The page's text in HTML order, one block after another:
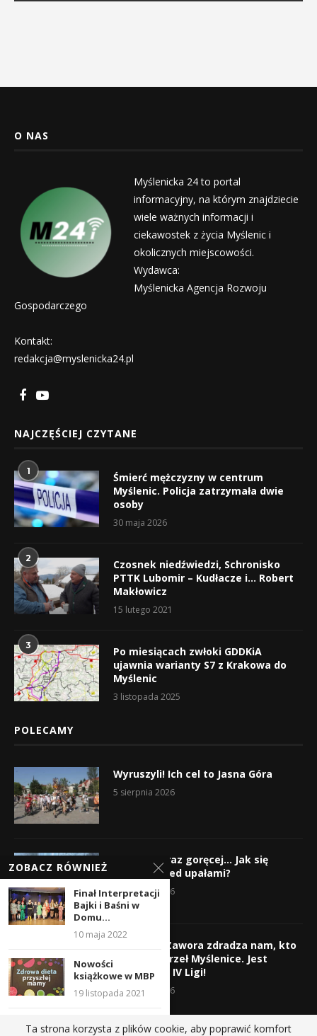
O NAS
Myślenicka 24 to portal
informacyjny, na którym znajdziecie
wiele ważnych informacji i
ciekawostek z życia Myślenic i
okolicznych miejscowości.
Wydawca:
Myślenicka Agencja Rozwoju
Gospodarczego
Kontakt:
redakcja@myslenicka24.pl
NAJCZĘŚCIEJ CZYTANE
1
Śmierć mężczyzny w centrum
Myślenic. Policja zatrzymała dwie
osoby
30 maja 2026
2
Czosnek niedźwiedzi, Schronisko
PTTK Lubomir – Kudłacze i… Robert
Makłowicz
15 lutego 2021
3
Po miesiącach zwłoki GDDKiA
ujawnia warianty S7 z Krakowa do
Myślenic
3 listopada 2025
POLECAMY
Wyruszyli! Ich cel to Jasna Góra
5 sierpnia 2026
Gorąco, coraz goręcej… Jak się
chronić przed upałami?
4 sierpnia 2026
Krzysztof Zawora zdradza nam, kto
wzmocni Orzeł Myślenice. Jest
nazwisko z IV Ligi!
3 sierpnia 2026
ZOBACZ RÓWNIEŻ
Finał Interpretacji
Bajki i Baśni w
Domu...
10 maja 2022
Nowości
książkowe w MBP
19 listopada 2021
Koncert
Ta strona korzysta z plików cookie, aby poprawić komfort